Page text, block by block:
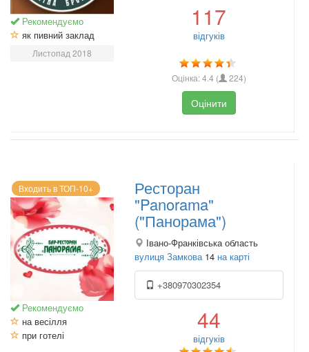
Рекомендуємо
як пивний заклад
Листопад 2018
117
відгуків
Оцінка:4.4 ( 224)
Оцінити
Входить в ТОП-10+
Рекомендуємо
на весілля
при готелі
Ресторан
"Panorama"
("Панорама")
Івано-Франківська область
вулиця Замкова14 на карті
+380970302354
44
відгуків